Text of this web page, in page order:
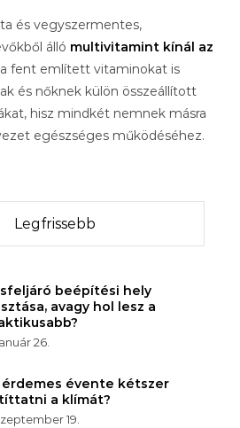
és vegyszermentes,
álló multivitamint kínál az
fent említett vitaminokat is
és nőknek külön összeállított
hisz mindkét nemnek másra
egészséges működéséhez.
Legfrissebb
beépítési hely
avagy hol lesz a
26.
évente kétszer
a klímát?
19.